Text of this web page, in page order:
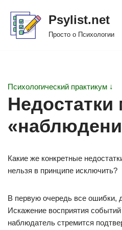
Перейти
Psylist.net
Просто о Психологии
Психологический практикум ↓
Недостатки
Какие же конкретные
нельзя в принципе исключить?
В первую очередь все
Искажение восприятия
наблюдатель стремится